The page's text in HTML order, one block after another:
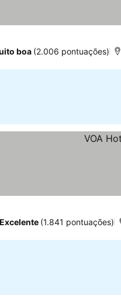
boa (2.006 pontuações)
Excelente (1.841 pontuações)